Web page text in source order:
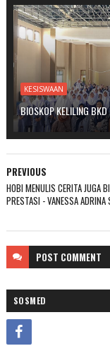
KESISWAAN
BIOSKOP KELILING BKD
PREVIOUS
HOBI MENULIS CERITA JUGA
PRESTASI - VANESSA ADRINA
POST COMMENT
SOSMED